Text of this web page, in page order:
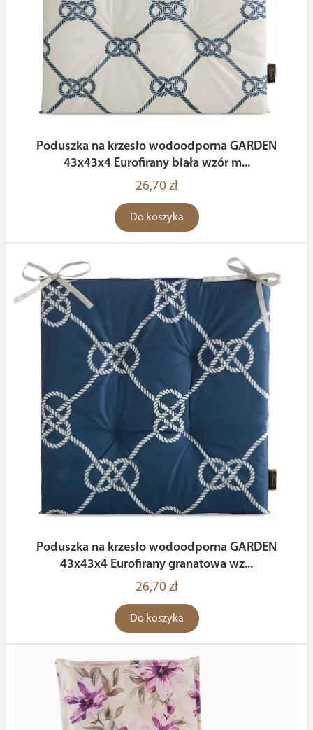
Poduszka na krzesło wodoodporna GARDEN
43x43x4 Eurofirany biała wzór m...
26,70 zł
Do koszyka
Poduszka na krzesło wodoodporna GARDEN
43x43x4 Eurofirany granatowa wz...
26,70 zł
Do koszyka